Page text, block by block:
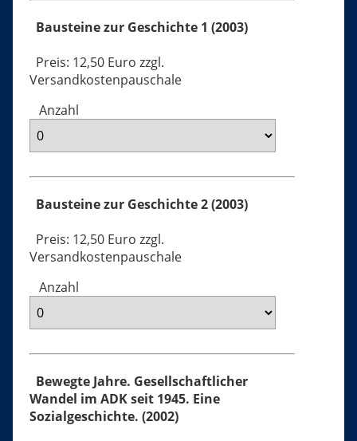
Bausteine zur Geschichte 1 (2003)
Preis: 12,50 Euro zzgl.
Versandkostenpauschale
Anzahl
Bausteine zur Geschichte 2 (2003)
Preis: 12,50 Euro zzgl.
Versandkostenpauschale
Anzahl
Bewegte Jahre. Gesellschaftlicher
Wandel im ADK seit 1945. Eine
Sozialgeschichte. (2002)